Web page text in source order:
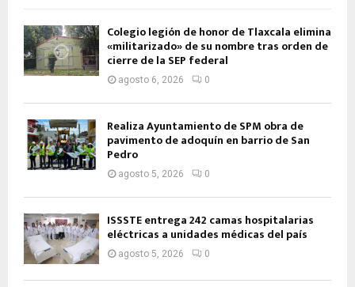
Colegio legión de honor de Tlaxcala elimina
«militarizado» de su nombre tras orden de
cierre de la SEP federal
agosto 6, 2026 0
Realiza Ayuntamiento de SPM obra de
pavimento de adoquín en barrio de San
Pedro
agosto 5, 2026 0
ISSSTE entrega 242 camas hospitalarias
eléctricas a unidades médicas del país
agosto 5, 2026 0